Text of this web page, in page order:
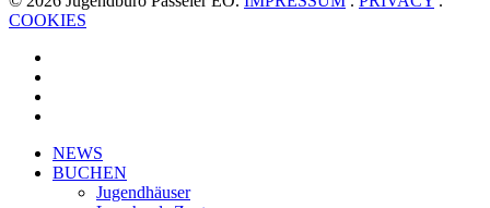
COOKIES
Close
Menu
NEWS
BUCHEN
Jugendhäuser